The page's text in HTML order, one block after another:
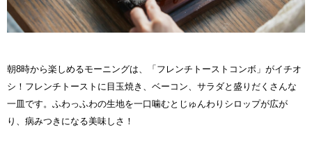
朝8時から楽しめるモーニングは、「フレンチトーストコンボ」がイチオ
シ！フレンチトーストに目玉焼き、ベーコン、サラダと盛りだくさんな
一皿です。ふわっふわの生地を一口噛むとじゅんわりシロップが広が
り、病みつきになる美味しさ！